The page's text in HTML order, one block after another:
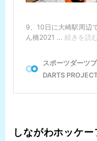
しながわホッケ